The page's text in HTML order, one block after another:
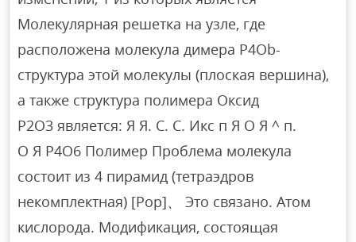
Молекулярная решетка на узле, где
расположена молекула димера P4Ob-
структура этой молекулы (плоская вершина),
а также структура полимера Оксид
P2O3 является: Я Я. С. С. Икс п Я О Я ^ п.
О Я P4O6 Полимер Проблема молекула
состоит из 4 пирамид (тетраэдров
некомплектная) [Рор]、 Это связано. Атом
кислорода. Модификация, состоящая